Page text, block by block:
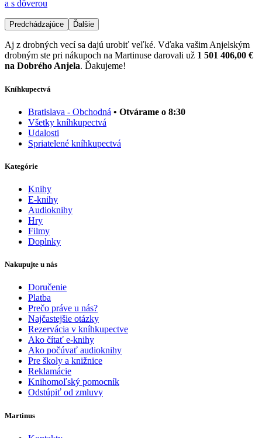
a s dôverou
Predchádzajúce Ďalšie
Aj z drobných vecí sa dajú urobiť veľké. Vďaka vašim Anjelským
drobným ste pri nákupoch na Martinuse darovali už 1 501 406,00 €
na Dobrého Anjela. Ďakujeme!
Kníhkupectvá
Bratislava - Obchodná • Otvárame o 8:30
Všetky kníhkupectvá
Udalosti
Spriatelené kníhkupectvá
Kategórie
Knihy
E-knihy
Audioknihy
Hry
Filmy
Doplnky
Nakupujte u nás
Doručenie
Platba
Prečo práve u nás?
Najčastejšie otázky
Rezervácia v kníhkupectve
Ako čítať e-knihy
Ako počúvať audioknihy
Pre školy a knižnice
Reklamácie
Knihomoľský pomocník
Odstúpiť od zmluvy
Martinus